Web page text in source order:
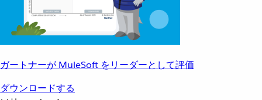
ガートナーが MuleSoft をリーダーとして評価
ダウンロードする